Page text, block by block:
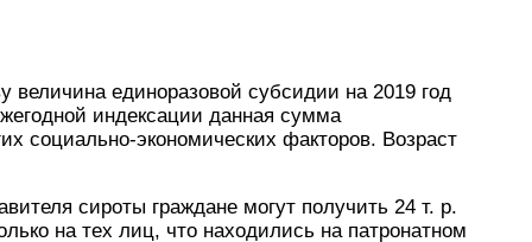
величина единоразовой субсидии на 2019 год
индексации данная сумма
социально-экономических факторов. Возраст
сироты граждане могут получить 24 т. р.
на тех лиц, что находились на патронатном